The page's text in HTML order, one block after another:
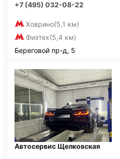
+7 (495) 032-08-22
Ховрино(5,1 км)
Физтех(5,4 км)
Береговой пр-д, 5
Автосервис Щелковская